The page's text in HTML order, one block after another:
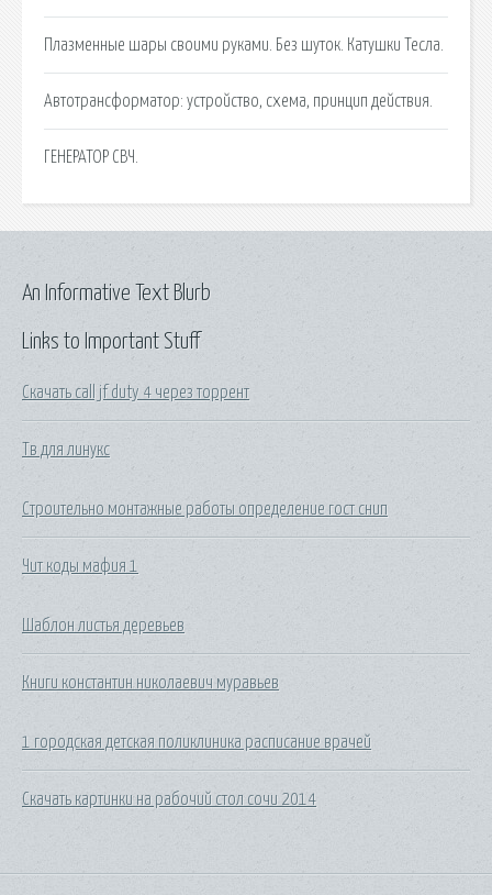
Плазменные шары своими руками. Без шуток. Катушки Тесла.
Автотрансформатор: устройство, схема, принцип действия.
ГЕНЕРАТОР СВЧ.
Links to Important Stuff
Скачать call jf duty 4 через торрент
Тв для линукс
Строительно монтажные работы определение гост снип
Чит коды мафия 1
Шаблон листья деревьев
Книги константин николаевич муравьев
1 городская детская поликлиника расписание врачей
Скачать картинки на рабочий стол сочи 2014
An Informative Text Blurb